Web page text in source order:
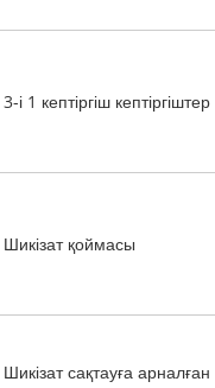
3-і 1 кептіргіш кептіргіштер
Шикізат қоймасы
Шикізат сақтауға арналған